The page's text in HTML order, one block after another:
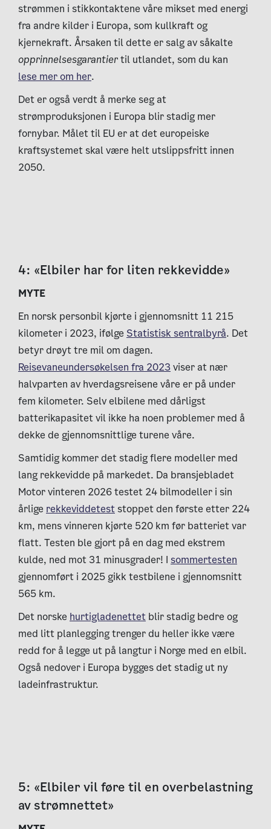
strømmen i stikkontaktene våre mikset med energi
fra andre kilder i Europa, som kullkraft og
kjernekraft. Årsaken til dette er salg av såkalte
opprinnelsesgarantiertil utlandet, som du kan
lese mer om her.
Det er også verdt å merke seg at
strømproduksjonen i Europa blir stadig mer
fornybar. Målet til EU er at det europeiske
kraftsystemet skal være helt utslippsfritt innen
2050.
4: «Elbiler har for liten rekkevidde»
MYTE
En norsk personbil kjørte i gjennomsnitt 11 215
kilometer i 2023, ifølge Statistisk sentralbyrå. Det
betyr drøyt tre mil om dagen.
Reisevaneundersøkelsen fra 2023 viser at nær
halvparten av hverdagsreisene våre er på under
fem kilometer. Selv elbilene med dårligst
batterikapasitet vil ikke ha noen problemer med å
dekke de gjennomsnittlige turene våre.
Samtidig kommer det stadig flere modeller med
lang rekkevidde på markedet. Da bransjebladet
Motor vinteren 2026 testet 24 bilmodeller i sin
årlige rekkeviddetest stoppet den første etter 224
km, mens vinneren kjørte 520 km før batteriet var
flatt. Testen ble gjort på en dag med ekstrem
kulde, ned mot 31 minusgrader! I sommertesten
gjennomført i 2025 gikk testbilene i gjennomsnitt
565 km.
Det norske hurtigladenettet blir stadig bedre og
med litt planlegging trenger du heller ikke være
redd for å legge ut på langtur i Norge med en elbil.
Også nedover i Europa bygges det stadig ut ny
ladeinfrastruktur.
5: «Elbiler vil føre til en overbelastning
av strømnettet»